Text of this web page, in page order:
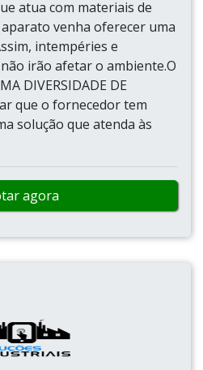
atua com materiais de
venha oferecer uma
intempéries e
irão afetar o ambiente.O
DIVERSIDADE DE
que o fornecedor tem
solução que atenda às
agora